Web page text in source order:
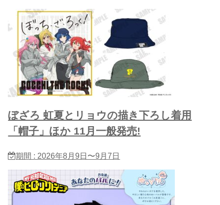
ぼざろ 虹夏とリョウの描き下ろし着用
「帽子」ほか 11月一般発売!
期間 : 2026年8月9日〜9月7日